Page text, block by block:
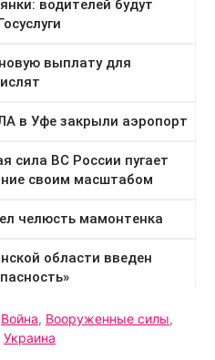
Война, Вооруженные силы,
Украина